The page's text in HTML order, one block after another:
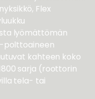
Flex
lyömättömän
polttoaineen
kahteen koko
sarja (roottorin
tela- tai